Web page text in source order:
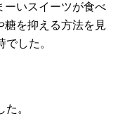
ーいスイーツが食べ
糖を抑える方法を見
した。
。